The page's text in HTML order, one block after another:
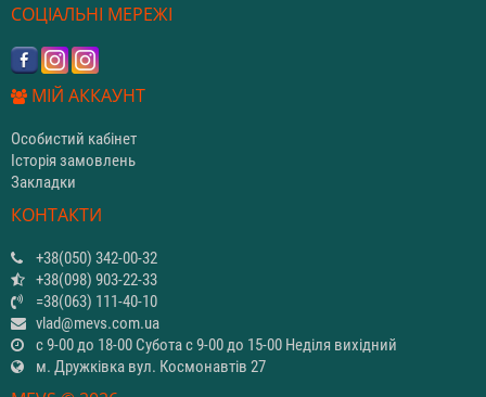
СОЦІАЛЬНІ МЕРЕЖІ
МІЙ АККАУНТ
Особистий кабінет
Історія замовлень
Закладки
КОНТАКТИ
+38(050) 342-00-32
+38(098) 903-22-33
=38(063) 111-40-10
vlad@mevs.com.ua
с 9-00 до 18-00 Субота с 9-00 до 15-00 Неділя вихідний
м. Дружківка вул. Космонавтів 27